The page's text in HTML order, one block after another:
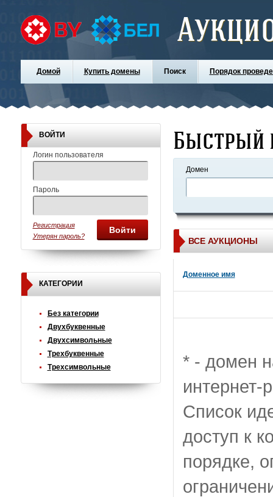
Домой Купить домены Поиск Порядок
ВОЙТИ
Логин пользователя
Пароль
Войти
Регистрация
Утерян пароль?
КАТЕГОРИИ
Без категории
Двухбуквенные
Двухсимвольные
Трехбуквенные
Трехсимвольные
Быстрый
Домен
ВСЕ АУКЦИОНЫ
Доменное имя
* - домен
интернет-
Список
доступ к
порядке,